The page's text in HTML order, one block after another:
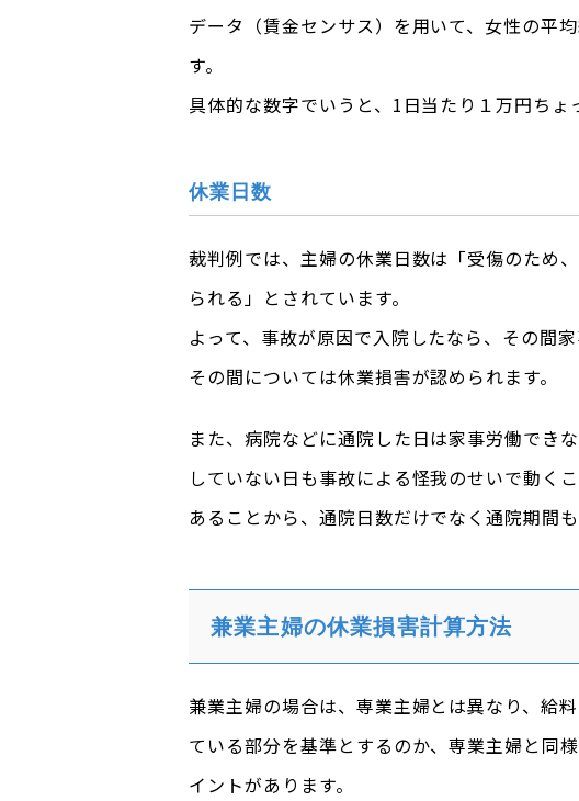
データ（賃金センサス）を用いて、女性の平
す。
具体的な数字でいうと、1日当たり１万円ちょ
休業日数
裁判例では、主婦の休業日数は「受傷のため
られる」とされています。
よって、事故が原因で入院したなら、その間
その間については休業損害が認められます。
また、病院などに通院した日は家事労働でき
していない日も事故による怪我のせいで動く
あることから、通院日数だけでなく通院期間
兼業主婦の休業損害計算方法
兼業主婦の場合は、専業主婦とは異なり、給
ている部分を基準とするのか、専業主婦と同
イントがあります。